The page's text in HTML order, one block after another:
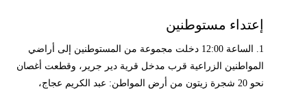
إعتداء مستوطنين
1. الساعة 12:00 دخلت مجموعة من المستوطنين إلى أراضي
المواطنين الزراعية قرب مدخل قرية دير جرير، وقطعت أغصان
نحو 20 شجرة زيتون من أرض المواطن: عبد الكريم عجاج،